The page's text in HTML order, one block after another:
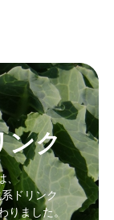
ンク
、
ドリンク
りました。